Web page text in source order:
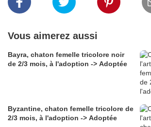
Vous aimerez aussi
Bayra, chaton femelle tricolore noir
de 2/3 mois, à l'adoption -> Adoptée
Byzantine, chaton femelle tricolore de
2/3 mois, à l'adoption -> Adoptée